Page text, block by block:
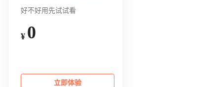
好不好用先试试看
¥ 0
立即体验